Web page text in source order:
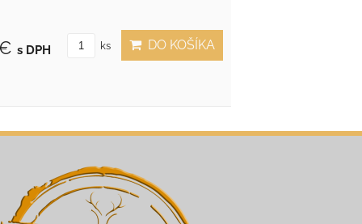
s DPH ks DO KOŠÍKA